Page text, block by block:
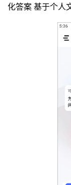
化答案 基于个人